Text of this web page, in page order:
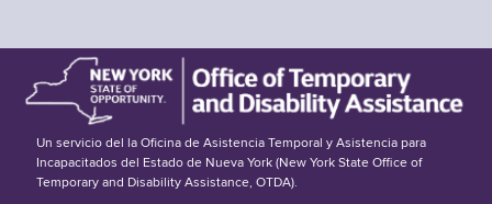
Un servicio del la Oficina de Asistencia Temporal y Asistencia para
Incapacitados del Estado de Nueva York (New York State Office of
Temporary and Disability Assistance, OTDA).